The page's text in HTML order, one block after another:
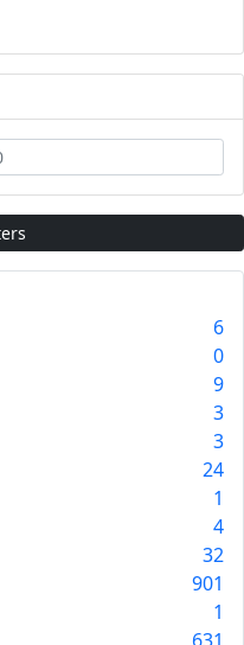
6
0
9
3
3
24
1
4
32
901
1